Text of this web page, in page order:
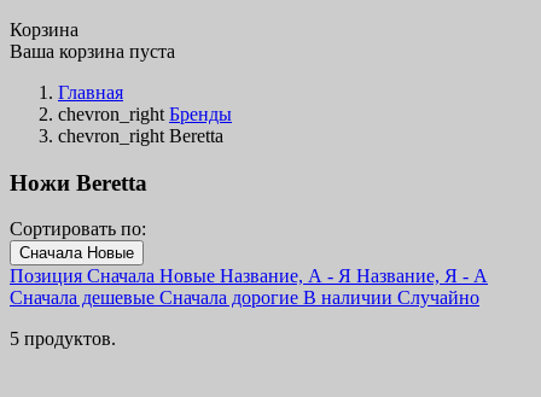
Корзина
Ваша корзина пуста
Главная
chevron_right Бренды
chevron_right Beretta
Ножи Beretta
Фильтры
Очистить
В наличии
В наличии
Сортировать по:
Сначала Новые
Позиция Сначала Новые Название, А - Я Название, Я - А
Сначала дешевые Сначала дорогие В наличии Случайно
5 продуктов.